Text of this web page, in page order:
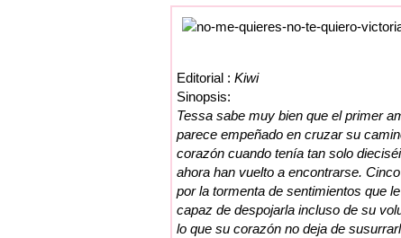
Editorial : Kiwi
Sinopsis:
Tessa sabe muy bien que el primer
parece empeñado en cruzar su
corazón cuando tenía tan solo
ahora han vuelto a encontrarse.
por la tormenta de sentimientos que
capaz de despojarla incluso de su
lo que su corazón no deja de